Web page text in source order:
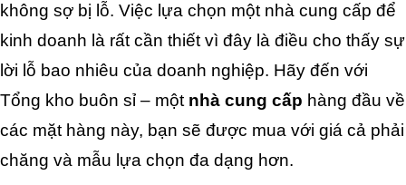
không sợ bị lỗ. Việc lựa chọn một nhà cung cấp để
kinh doanh là rất cần thiết vì đây là điều cho thấy sự
lời lỗ bao nhiêu của doanh nghiệp. Hãy đến với
Tổng kho buôn sỉ – một nhà cung cấp hàng đầu về
các mặt hàng này, bạn sẽ được mua với giá cả phải
chăng và mẫu lựa chọn đa dạng hơn.